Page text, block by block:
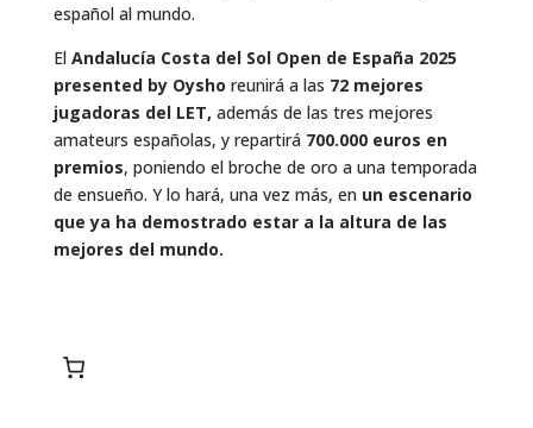
español al mundo.
El Andalucía Costa del Sol Open de España 2025
presented by Oysho reunirá a las 72 mejores
jugadoras del LET, además de las tres mejores
amateurs españolas, y repartirá 700.000 euros en
premios, poniendo el broche de oro a una temporada
de ensueño. Y lo hará, una vez más, en un escenario
que ya ha demostrado estar a la altura de las
mejores del mundo.